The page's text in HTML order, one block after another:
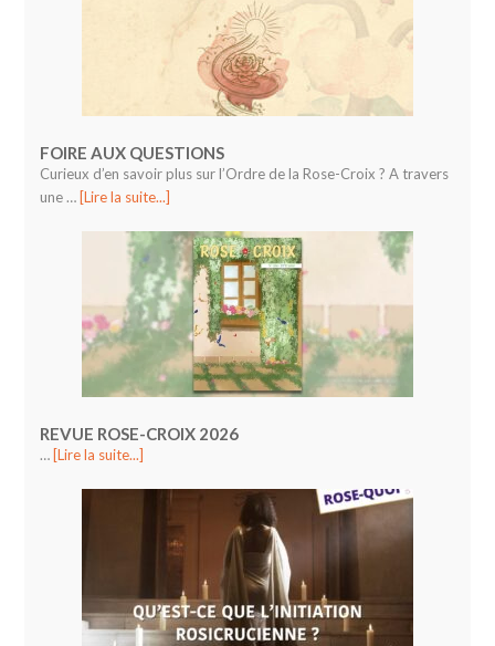
FOIRE AUX QUESTIONS
Curieux d’en savoir plus sur l’Ordre de la Rose-Croix ? A travers
une … [Lire la suite...]
REVUE ROSE-CROIX 2026
… [Lire la suite...]